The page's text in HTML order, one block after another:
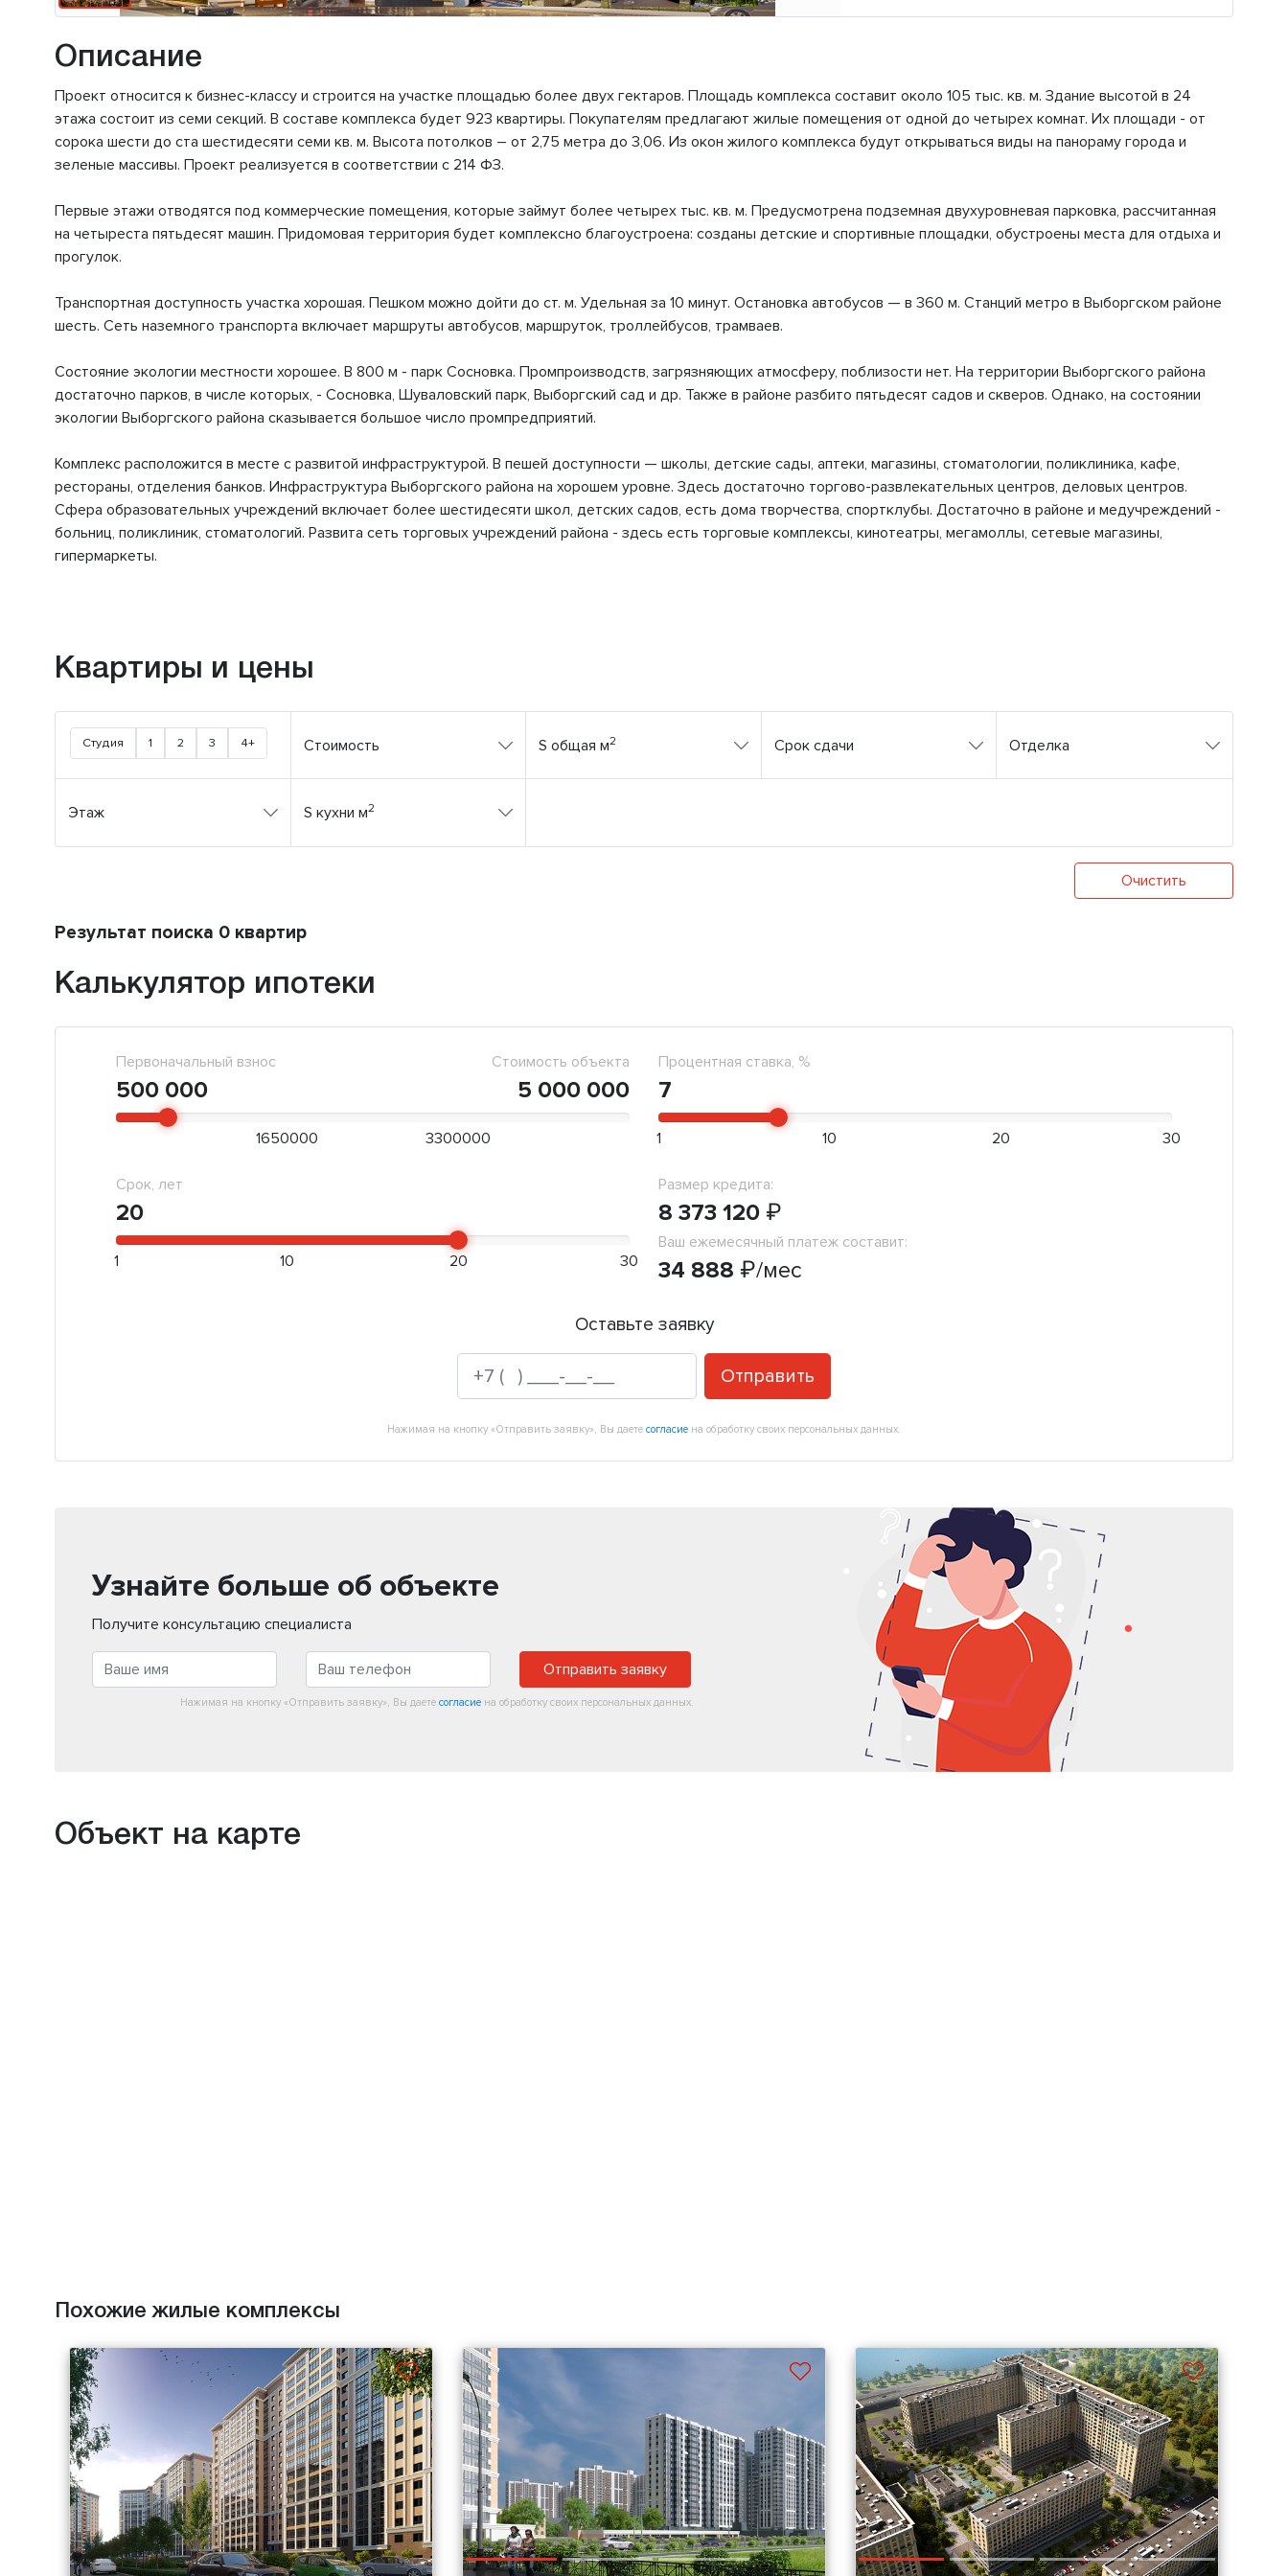
Описание
Проект относится к бизнес-классу и строится на участке площадью более двух гектаров. Площадь комплекса составит около 105 тыс. кв. м. Здание высотой в 24
этажа состоит из семи секций. В составе комплекса будет 923 квартиры. Покупателям предлагают жилые помещения от одной до четырех комнат. Их площади - от
сорока шести до ста шестидесяти семи кв. м. Высота потолков – от 2,75 метра до 3,06. Из окон жилого комплекса будут открываться виды на панораму города и
зеленые массивы. Проект реализуется в соответствии с 214 ФЗ.
Первые этажи отводятся под коммерческие помещения, которые займут более четырех тыс. кв. м. Предусмотрена подземная двухуровневая парковка, рассчитанная
на четыреста пятьдесят машин. Придомовая территория будет комплексно благоустроена: созданы детские и спортивные площадки, обустроены места для отдыха и
прогулок.
Транспортная доступность участка хорошая. Пешком можно дойти до ст. м. Удельная за 10 минут. Остановка автобусов — в 360 м. Станций метро в Выборгском районе
шесть. Сеть наземного транспорта включает маршруты автобусов, маршруток, троллейбусов, трамваев.
Состояние экологии местности хорошее. В 800 м - парк Сосновка. Промпроизводств, загрязняющих атмосферу, поблизости нет. На территории Выборгского района
достаточно парков, в числе которых, - Сосновка, Шуваловский парк, Выборгский сад и др. Также в районе разбито пятьдесят садов и скверов. Однако, на состоянии
экологии Выборгского района сказывается большое число промпредприятий.
Комплекс расположится в месте с развитой инфраструктурой. В пешей доступности — школы, детские сады, аптеки, магазины, стоматологии, поликлиника, кафе,
рестораны, отделения банков. Инфраструктура Выборгского района на хорошем уровне. Здесь достаточно торгово-развлекательных центров, деловых центров.
Сфера образовательных учреждений включает более шестидесяти школ, детских садов, есть дома творчества, спортклубы. Достаточно в районе и медучреждений -
больниц, поликлиник, стоматологий. Развита сеть торговых учреждений района - здесь есть торговые комплексы, кинотеатры, мегамоллы, сетевые магазины,
гипермаркеты.
Квартиры и цены
Студия 1 2 3 4+ Стоимость S общая м2 Срок сдачи Отделка
Этаж S кухни м2
Очистить
Результат поиска 0 квартир
Калькулятор ипотеки
Первоначальный взнос
500 000
Стоимость объекта
5 000 000
1650000 3300000
Процентная ставка, %
7
1 10 20 30
Срок, лет
20
1 10 20 30
Размер кредита:
8 373 120 ₽
Ваш ежемесячный платеж составит:
34 888 ₽/мес
Оставьте заявку
Отправить
Нажимая на кнопку «Отправить заявку», Вы даете согласие на обработку своих персональных данных.
Узнайте больше об объекте
Получите консультацию специалиста
Отправить заявку
Нажимая на кнопку «Отправить заявку», Вы даете согласиена обработку своих персональных данных.
Объект на карте
Похожие жилые комплексы